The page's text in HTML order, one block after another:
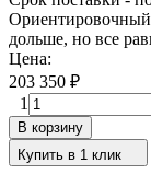
дольше, но все
Цена:
203 350 ₽
1
В корзину
Купить в 1 клик